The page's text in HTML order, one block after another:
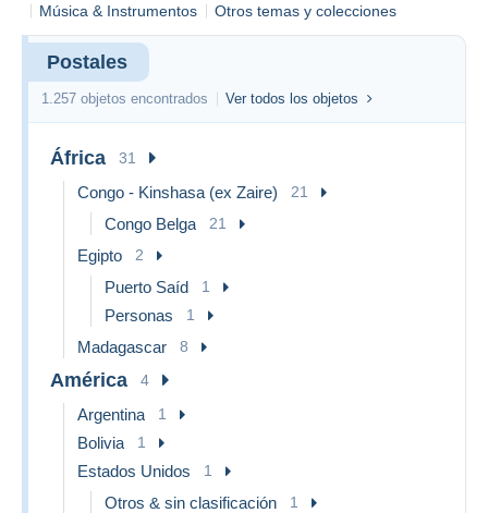
Música & Instrumentos
Otros temas y colecciones
Postales
1.257 objetos encontrados Ver todos los objetos
África 31
Congo - Kinshasa (ex Zaire) 21
Congo Belga 21
Egipto 2
Puerto Saíd 1
Personas 1
Madagascar 8
América 4
Argentina 1
Bolivia 1
Estados Unidos 1
Otros & sin clasificación 1